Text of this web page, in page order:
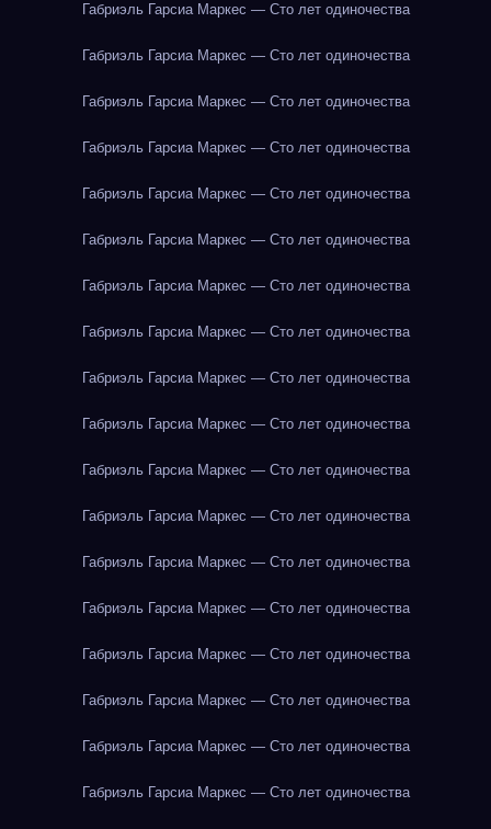
Габриэль Гарсиа Маркес — Сто лет одиночества
Габриэль Гарсиа Маркес — Сто лет одиночества
Габриэль Гарсиа Маркес — Сто лет одиночества
Габриэль Гарсиа Маркес — Сто лет одиночества
Габриэль Гарсиа Маркес — Сто лет одиночества
Габриэль Гарсиа Маркес — Сто лет одиночества
Габриэль Гарсиа Маркес — Сто лет одиночества
Габриэль Гарсиа Маркес — Сто лет одиночества
Габриэль Гарсиа Маркес — Сто лет одиночества
Габриэль Гарсиа Маркес — Сто лет одиночества
Габриэль Гарсиа Маркес — Сто лет одиночества
Габриэль Гарсиа Маркес — Сто лет одиночества
Габриэль Гарсиа Маркес — Сто лет одиночества
Габриэль Гарсиа Маркес — Сто лет одиночества
Габриэль Гарсиа Маркес — Сто лет одиночества
Габриэль Гарсиа Маркес — Сто лет одиночества
Габриэль Гарсиа Маркес — Сто лет одиночества
Габриэль Гарсиа Маркес — Сто лет одиночества